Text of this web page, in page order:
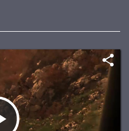
Video